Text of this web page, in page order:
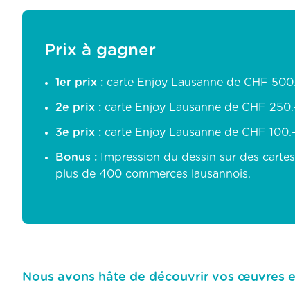
Prix à gagner
1er prix : carte Enjoy Lausanne de CHF
2e prix : carte Enjoy Lausanne de CHF
3e prix : carte Enjoy Lausanne de CHF
Bonus : Impression du dessin sur des
plus de 400 commerces lausannois.
Nous avons hâte de découvrir vos œuvres